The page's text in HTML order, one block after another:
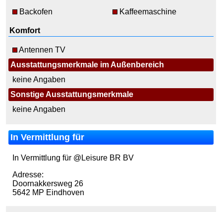
Backofen Kaffeemaschine
Komfort
Antennen TV
Ausstattungsmerkmale im Außenbereich
keine Angaben
Sonstige Ausstattungsmerkmale
keine Angaben
In Vermittlung für
In Vermittlung für @Leisure BR BV
Adresse:
Doornakkersweg 26
5642 MP Eindhoven